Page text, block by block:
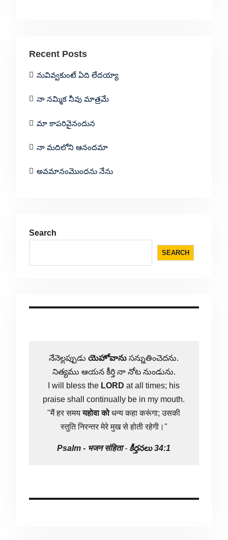
Recent Posts
నువివ్వకుంటే ఏది లేదయ్యా
నా నమ్మిక నీవు మాత్రమే
మా కాపరివైనందున
నా మదిలోని ఆనందమా
అవమానంమొందను నేను
Search
SEARCH
నేనెల్లప్పుడుయెహోవాను సన్నుతించెదను.
నిత్యము ఆయన కీర్తి నా నోట నుండును.
I will bless the LORD at all times; his
praise shall continually be in my mouth.
"मैं हर समययहोवा कोधन्य कहा करूंगा; उसकी
स्तुति निरन्तर मेरे मुख से होती रहेगी।"
Psalm - भजन संहिता- కీర్తనలు 34:1